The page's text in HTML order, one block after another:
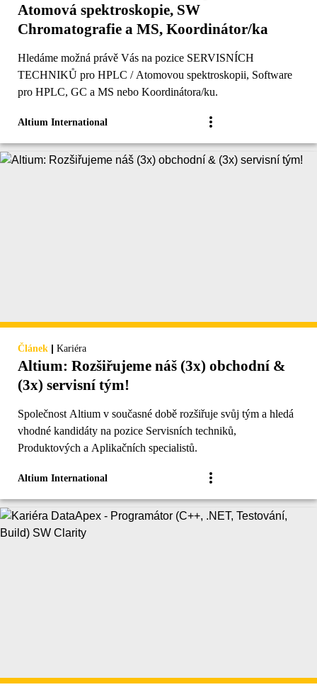
Atomová spektroskopie, SW
Chromatografie a MS, Koordinátor/ka
Hledáme možná právě Vás na pozice SERVISNÍCH
TECHNIKŮ pro HPLC / Atomovou spektroskopii, Software
pro HPLC, GC a MS nebo Koordinátora/ku.
Altium International
Článek | Kariéra
Altium: Rozšiřujeme náš (3x) obchodní &
(3x) servisní tým!
Společnost Altium v současné době rozšiřuje svůj tým a hledá
vhodné kandidáty na pozice Servisních techniků,
Produktových a Aplikačních specialistů.
Altium International